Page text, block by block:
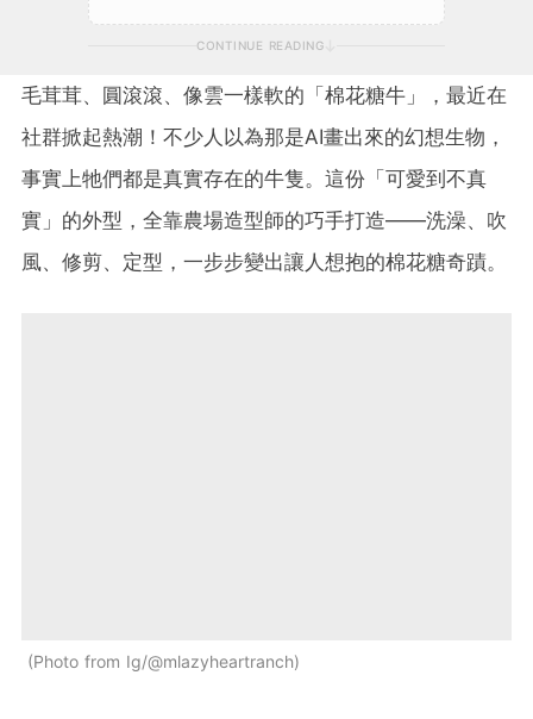
CONTINUE READING
毛茸茸、圓滾滾、像雲一樣軟的「棉花糖牛」，最近在
社群掀起熱潮！不少人以為那是AI畫出來的幻想生物，
事實上牠們都是真實存在的牛隻。這份「可愛到不真
實」的外型，全靠農場造型師的巧手打造——洗澡、吹
風、修剪、定型，一步步變出讓人想抱的棉花糖奇蹟。
Photo from Ig/@mlazyheartranch